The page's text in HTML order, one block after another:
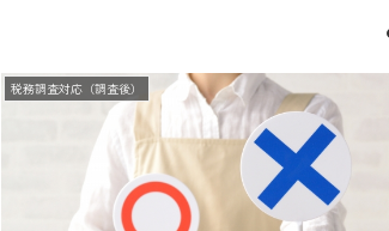
税務調査対応（調査後）